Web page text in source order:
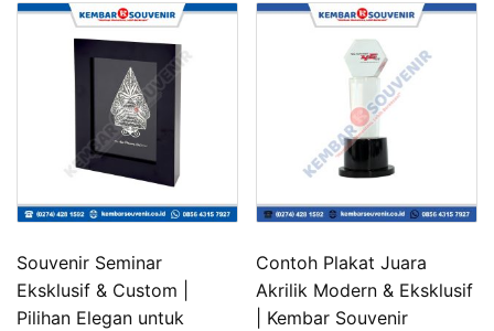
Souvenir Seminar
Eksklusif & Custom |
Pilihan Elegan untuk
Contoh Plakat Juara
Akrilik Modern & Eksklusif
| Kembar Souvenir